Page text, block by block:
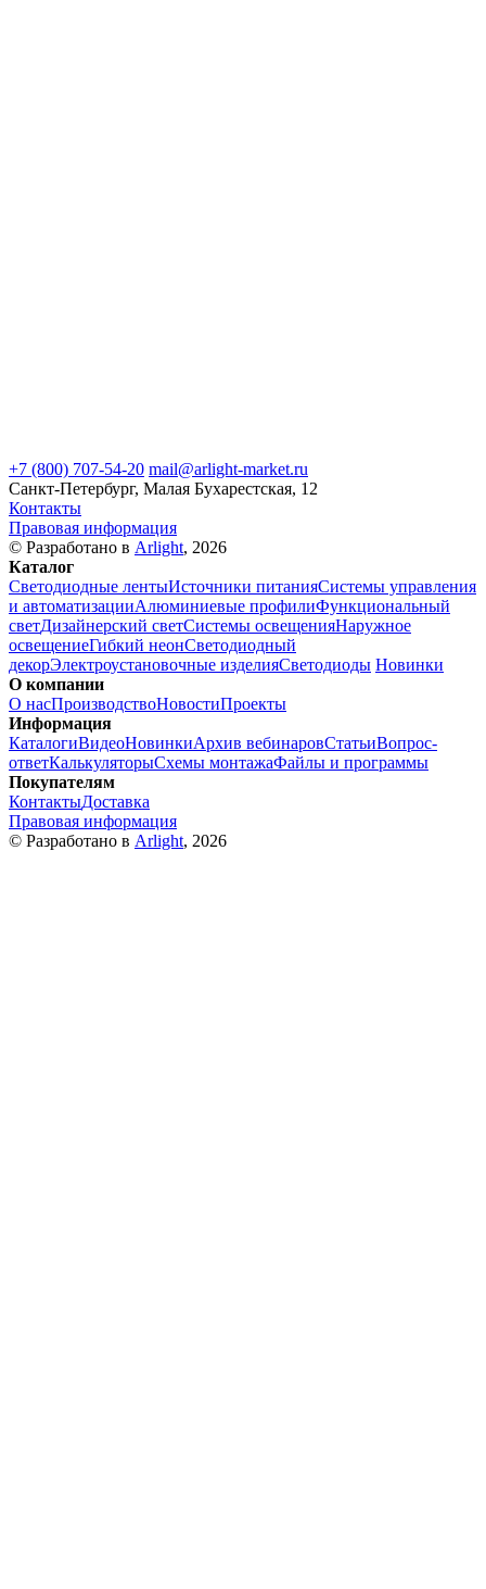
+7 (800) 707-54-20 mail@arlight-market.ru
Санкт-Петербург, Малая Бухарестская, 12
Контакты
Правовая информация
© Разработано в Arlight, 2026
Каталог
Светодиодные лентыИсточники питанияСистемы управления
и автоматизацииАлюминиевые профилиФункциональный
светДизайнерский светСистемы освещенияНаружное
освещениеГибкий неонСветодиодный
декорЭлектроустановочные изделияСветодиоды Новинки
О компании
О насПроизводствоНовостиПроекты
Информация
КаталогиВидеоНовинкиАрхив вебинаровСтатьиВопрос-
ответКалькуляторыСхемы монтажаФайлы и программы
Покупателям
КонтактыДоставка
Правовая информация
© Разработано в Arlight, 2026